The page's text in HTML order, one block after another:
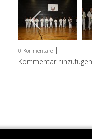
0 Kommentare |
Kommentar hinzufügen